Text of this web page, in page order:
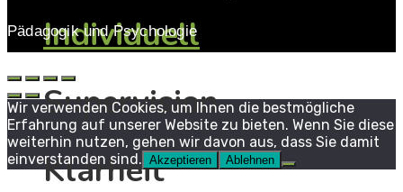
Individuell
Supervision
Klarheit
Pädagogik und Psychologie
Wir verwenden Cookies, um Ihnen die bestmögliche
Erfahrung auf unserer Website zu bieten. Wenn Sie diese
weiterhin nutzen, gehen wir davon aus, dass Sie damit
einverstanden sind. Akzeptieren Ablehnen